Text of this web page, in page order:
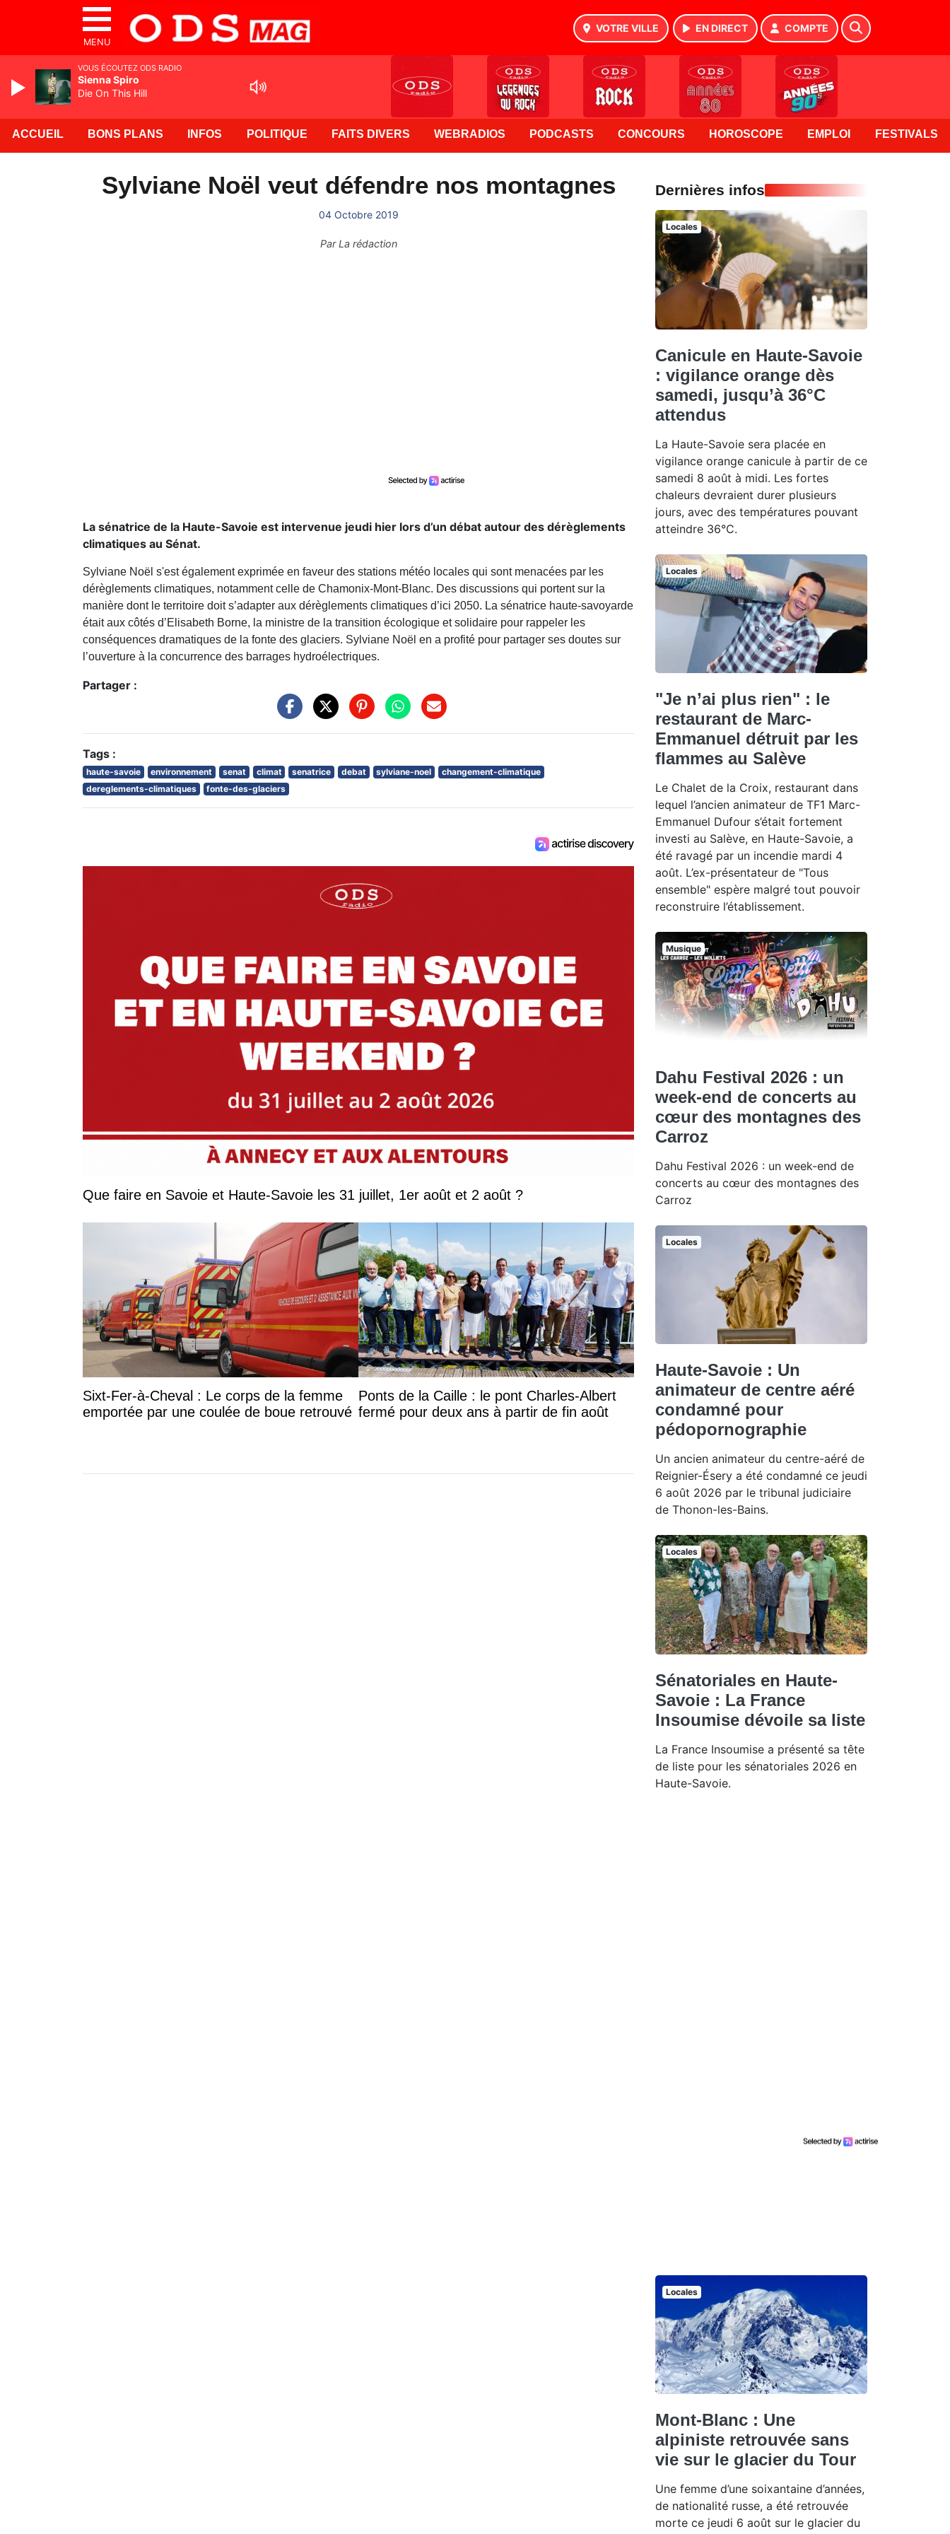
MENU
VOTRE VILLE EN DIRECT COMPTE
ACCUEIL BONS PLANS INFOS POLITIQUE FAITS DIVERS WEBRADIOS PODCASTS CONCOURS HOROSCOPE EMPLOI FESTIVALS
Sylviane Noël veut défendre nos montagnes
04 Octobre 2019
ParLa rédaction
La sénatrice de la Haute-Savoie est intervenue jeudi hier lors d’un débat autour des dérèglements
climatiques au Sénat.
Sylviane Noël s'est également exprimée en faveur des stations météo locales qui sont menacées par les
dérèglements climatiques, notamment celle de Chamonix-Mont-Blanc. Des discussions qui portent sur la
manière dont le territoire doit s’adapter aux dérèglements climatiques d’ici 2050. La sénatrice haute-savoyarde
était aux côtés d’Elisabeth Borne, la ministre de la transition écologique et solidaire pour rappeler les
conséquences dramatiques de la fonte des glaciers. Sylviane Noël en a profité pour partager ses doutes sur
l’ouverture à la concurrence des barrages hydroélectriques.
Partager :
Tags :
haute-savoie environnement senat climat senatrice debat sylviane-noel
changement-climatique
dereglements-climatiques
fonte-des-glaciers
Que faire en Savoie et Haute-Savoie les 31 juillet, 1er août et 2 août ?
Sixt-Fer-à-Cheval : Le corps de la femme
emportée par une coulée de boue retrouvé
Ponts de la Caille : le pont Charles-Albert
fermé pour deux ans à partir de fin août
Dernières infos
Locales
Canicule en Haute-Savoie
: vigilance orange dès
samedi, jusqu’à 36°C
attendus
La Haute-Savoie sera placée en
vigilance orange canicule à partir de ce
samedi 8 août à midi. Les fortes
chaleurs devraient durer plusieurs
jours, avec des températures pouvant
atteindre 36°C.
Locales
"Je n’ai plus rien" : le
restaurant de Marc-
Emmanuel détruit par les
flammes au Salève
Le Chalet de la Croix, restaurant dans
lequel l’ancien animateur de TF1 Marc-
Emmanuel Dufour s’était fortement
investi au Salève, en Haute-Savoie, a
été ravagé par un incendie mardi 4
août. L’ex-présentateur de "Tous
ensemble" espère malgré tout pouvoir
reconstruire l’établissement.
Musique
Dahu Festival 2026 : un
week-end de concerts au
cœur des montagnes des
Carroz
Dahu Festival 2026 : un week-end de
concerts au cœur des montagnes des
Carroz
Locales
Haute-Savoie : Un
animateur de centre aéré
condamné pour
pédopornographie
Un ancien animateur du centre-aéré de
Reignier-Ésery a été condamné ce jeudi
6 août 2026 par le tribunal judiciaire
de Thonon-les-Bains.
Locales
Sénatoriales en Haute-
Savoie : La France
Insoumise dévoile sa liste
La France Insoumise a présenté sa tête
de liste pour les sénatoriales 2026 en
Haute-Savoie.
Locales
Mont-Blanc : Une
alpiniste retrouvée sans
vie sur le glacier du Tour
Une femme d’une soixantaine d’années,
de nationalité russe, a été retrouvée
morte ce jeudi 6 août sur le glacier du
VOUS ÉCOUTEZ ODS RADIO
Sienna Spiro
Die On This Hill